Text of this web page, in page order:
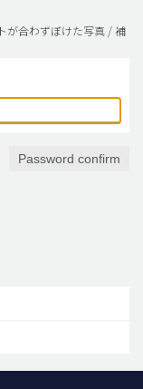
が合わずぼけた写真 / 補
Password confirm